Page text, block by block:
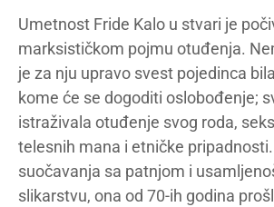
Umetnost Fride Kalo u stvari je
marksističkom pojmu otuđenja.
je za nju upravo svest pojedinca
kome će se dogoditi oslobođenje;
istraživala otuđenje svog roda,
telesnih mana i etničke
suočavanja sa patnjom i
slikarstvu, ona od 70-ih godina